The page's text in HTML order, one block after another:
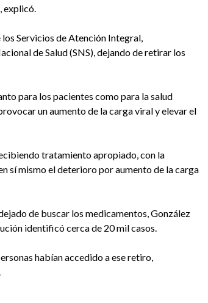
explicó.
Servicios de Atención Integral,
de Salud (SNS), dejando de retirar los
para los pacientes como para la salud
un aumento de la carga viral y elevar el
tratamiento apropiado, con la
sí mismo el deterioro por aumento de la carga
de buscar los medicamentos, González
identificó cerca de 20 mil casos.
habían accedido a ese retiro,